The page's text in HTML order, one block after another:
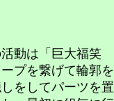
動は「巨大福笑
プを繋げて輪郭を
をしてパーツを置